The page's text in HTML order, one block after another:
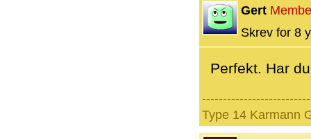
Gert
Skrev for 8
Perfekt. Har
Type 14 Karmann